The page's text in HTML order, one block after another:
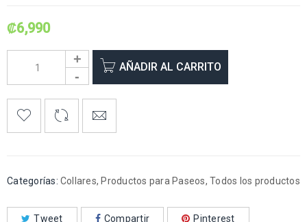
₡6,990
AÑADIR AL CARRITO
Categorías: Collares, Productos para Paseos, Todos los productos
Tweet Compartir Pinterest